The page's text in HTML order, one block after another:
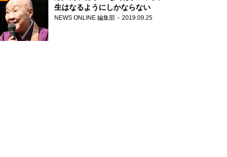
生はなるようにしかならない
NEWS ONLINE 編集部 2019.09.25